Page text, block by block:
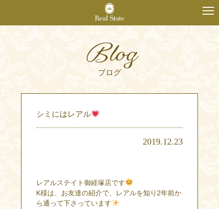
Blog
ブログ
シミにはレアル
2019.12.23
レアルステイト御経塚店です
K様は、お友達の紹介で、レアルを知り2年前か
ら通って下さっています